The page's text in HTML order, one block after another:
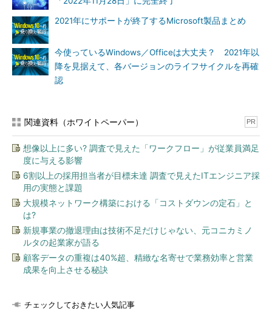
2021年にサポートが終了するMicrosoft製品まとめ
今使っているWindows／Officeは大丈夫？ 2021年以
降を見据えて、各バージョンのライフサイクルを再確
認
関連資料（ホワイトペーパー） PR
想像以上に多い? 調査で見えた「ワークフロー」が従業員満足
度に与える影響
6割以上の採用担当者が目標未達 調査で見えたITエンジニア採
用の実態と課題
大規模ネットワーク構築における「コストダウンの定石」と
は?
新規事業の撤退理由は技術不足だけじゃない、元コニカミノ
ルタの起業家が語る
顧客データの重複は40%超、精緻な名寄せで業務効率と営業
成果を向上させる秘訣
チェックしておきたい人気記事